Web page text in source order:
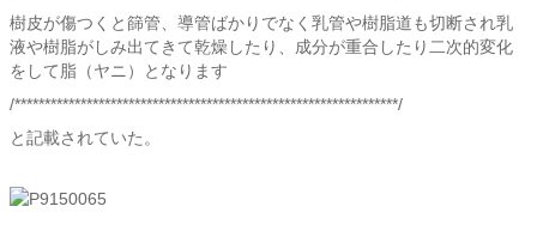
樹皮が傷つくと篩管、導管ばかりでなく乳管や樹脂道も切断され乳
液や樹脂がしみ出てきて乾燥したり、成分が重合したり二次的変化
をして脂（ヤニ）となります
/****************************************************************/
と記載されていた。